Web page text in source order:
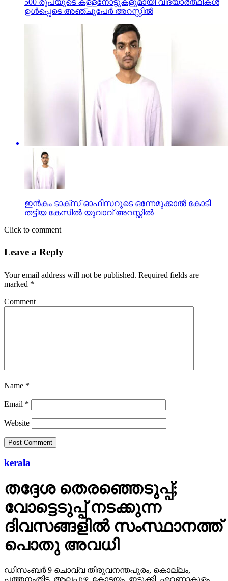
ഉള്‍പ്പെടെ അഞ്ചുപേര്‍ അറസ്റ്റില്‍
ഇന്‍കം ടാക്സ് ഓഫീസറുടെ ഒന്നേമുക്കാല്‍ കോടി
തട്ടിയ കേസില്‍ യുവാവ് അറസ്റ്റില്‍
Click to comment
Leave a Reply
Your email address will not be published. Required fields are
marked *
Comment
Name *
Email *
Website
kerala
തദ്ദേശ തെരഞ്ഞെടുപ്പ്;
വോട്ടെടുപ്പ് നടക്കുന്ന
ദിവസങ്ങളില്‍ സംസ്ഥാനത്ത്
പൊതു അവധി
ഡിസംബര്‍ 9 ചൊവ്വ തിരുവനന്തപുരം, കൊല്ലം,
പത്തനംതിട്ട, ആലപ്പുഴ, കോട്ടയം, ഇടുക്കി, എറണാകുളം